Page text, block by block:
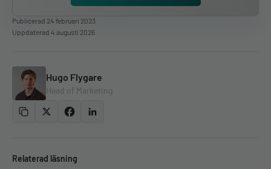
Publicerad 24 februari 2023
Uppdaterad 4 augusti 2026
Hugo Flygare
Head of Marketing
Relaterad läsning